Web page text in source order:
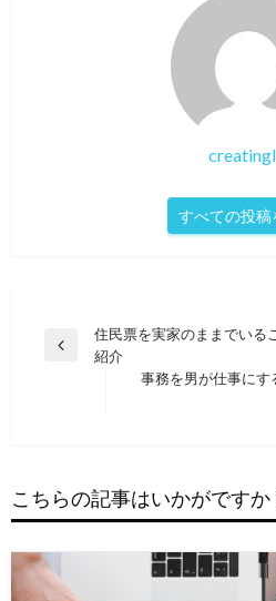
すべての投稿
投
ー
シ
ョ
ン
住民票を実家のままでいる
紹介
事務を男が仕事にす
こちらの記事はいかがですか